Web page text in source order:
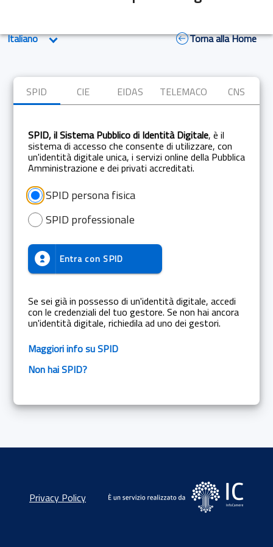
Torna alla Home
SPID CIE EIDAS TELEMACO CNS
SPID, il Sistema Pubblico di Identità Digitale, è il
sistema di accesso che consente di utilizzare, con
un'identità digitale unica, i servizi online della Pubblica
Amministrazione e dei privati accreditati.
SPID persona fisica
SPID professionale
Entra con SPID
Se sei già in possesso di un'identità digitale, accedi
con le credenziali del tuo gestore. Se non hai ancora
un'identità digitale, richiedila ad uno dei gestori.
Maggiori info su SPID
Non hai SPID?
Privacy Policy